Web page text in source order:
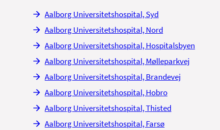
Aalborg Universitetshospital, Syd
Aalborg Universitetshospital, Nord
Aalborg Universitetshospital, Hospitalsbyen
Aalborg Universitetshospital, Mølleparkvej
Aalborg Universitetshospital, Brandevej
Aalborg Universitetshospital, Hobro
Aalborg Universitetshospital, Thisted
Aalborg Universitetshospital, Farsø